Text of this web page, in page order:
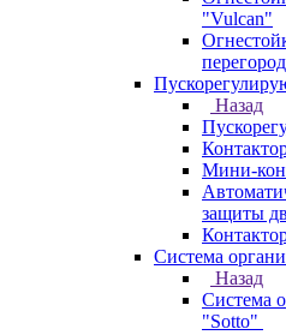
"Vulcan"
Назад
Мини-
защиты
Система
Назад
Система
"Sotto"